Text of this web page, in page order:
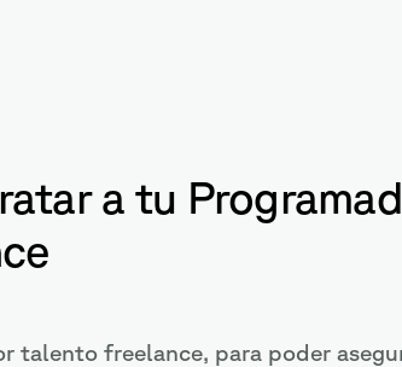
a tu
talento freelance, para poder